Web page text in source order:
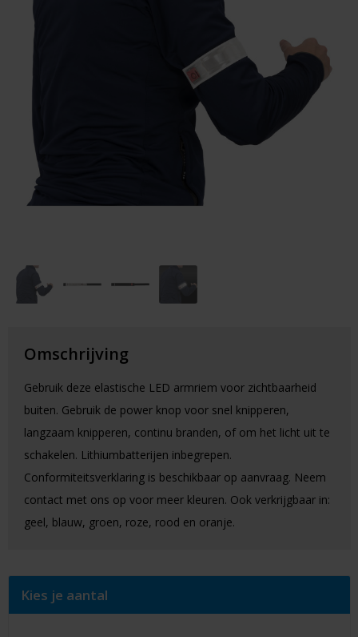
Omschrijving
Gebruik deze elastische LED armriem voor zichtbaarheid
buiten. Gebruik de power knop voor snel knipperen,
langzaam knipperen, continu branden, of om het licht uit te
schakelen. Lithiumbatterijen inbegrepen.
Conformiteitsverklaring is beschikbaar op aanvraag. Neem
contact met ons op voor meer kleuren. Ook verkrijgbaar in:
geel, blauw, groen, roze, rood en oranje.
Kies je aantal